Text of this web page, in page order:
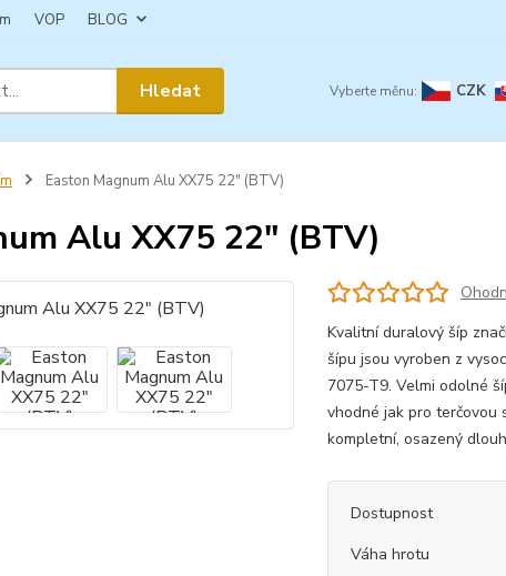
VOP BLOG
CZK
Hledat
Easton Magnum Alu XX75 22" (BTV)
Alu XX75 22" (BTV)
Kvalitní duralový šíp
šípu jsou vyroben z
7075-T9. Velmi odolné
vhodné jak pro terčovou
kompletní, osazený
Dostupnost
Váha hrotu